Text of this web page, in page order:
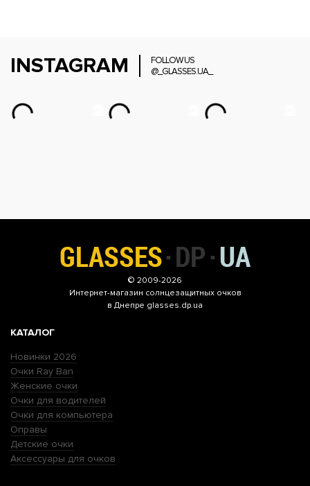
INSTAGRAM
FOLLOW US
@_GLASSES.UA_
© 2009-2026
Интернет-магазин солнцезащитных очков
в Днепре glasses.dp.ua
КАТАЛОГ
Новинки 2026
Очки Ray Ban
Женские очки
Очки для водителей
Очки для компьютера
Оправы
Детские очки
Аксессуары для очков